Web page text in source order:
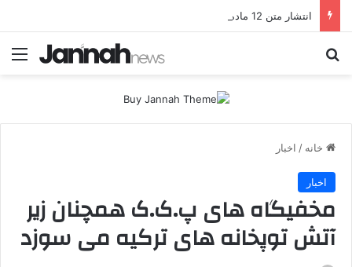
انتشار متن 12 ماده‌ای توافق نهایی بین ترکیه و پ.ک.ک
خانه / اخبار
اخبار
مخفیگاه های پ.ک.ک همچنان زیر
آتش توپخانه های ترکیه می سوزد